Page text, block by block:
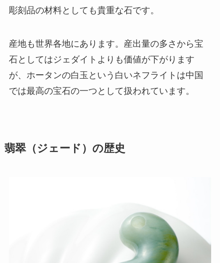
彫刻品の材料としても貴重な石です。
産地も世界各地にあります。産出量の多さから宝
石としてはジェダイトよりも価値が下がります
が、ホータンの白玉という白いネフライトは中国
では最高の宝石の一つとして扱われています。
翡翠（ジェード）の歴史